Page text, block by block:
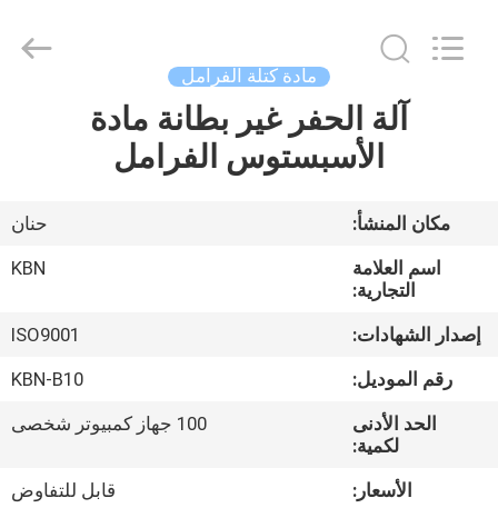
معلومات
جولة
مادة كتلة الفرامل
آلة الحفر غير بطانة مادة
الأسبستوس الفرامل
مكان المنشأ:
حنان
اسم العلامة
التجارية:
KBN
إصدار الشهادات:
ISO9001
رقم الموديل:
KBN-B10
الحد الأدنى
لكمية:
100 جهاز كمبيوتر شخصى
الأسعار:
قابل للتفاوض